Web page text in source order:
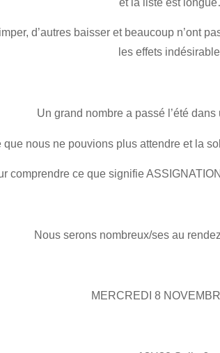
d’autres baisser et beaucoup n’ont
les effets
Un grand nombre a passé l’été
nous ne pouvions plus attendre et la
comprendre ce que signifie
Nous serons nombreux/ses au
MERCREDI 8